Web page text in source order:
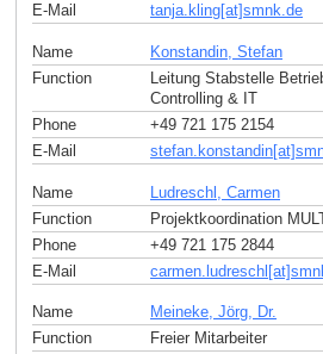
E-Mail
tanja.kling[at]smnk.de
Name
Konstandin, Stefan
Function
Leitung Stabstelle
Controlling & IT
Phone
+49 721 175 2154
E-Mail
Name
Ludreschl, Carmen
Function
Projektkoordination
Phone
+49 721 175 2844
E-Mail
Name
Meineke, Jörg, Dr.
Function
Freier Mitarbeiter